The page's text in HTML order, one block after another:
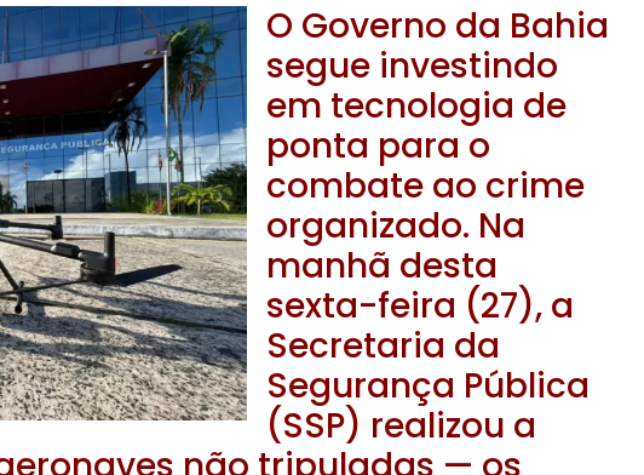
O Governo da Bahia
segue investindo
em tecnologia de
ponta para o
combate ao crime
organizado. Na
manhã desta
sexta-feira (27), a
Secretaria da
Segurança Pública
(SSP) realizou a
não tripuladas — os